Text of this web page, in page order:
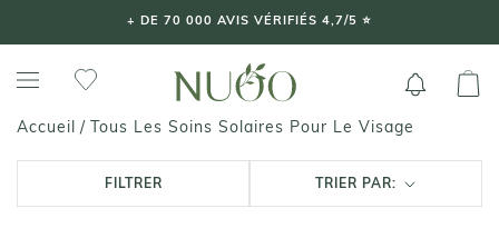
+ DE 70 000 AVIS VÉRIFIÉS 4,7/5 ⭐️
Accueil / Tous Les Soins Solaires Pour Le Visage
FILTRER TRIER PAR: